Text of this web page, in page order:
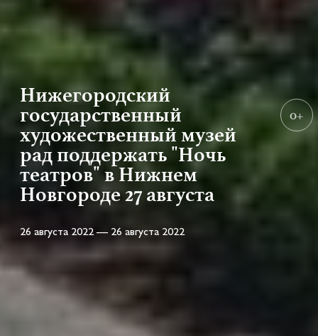
Нижегородский
государственный
художественный музей
рад поддержать "Ночь
театров" в Нижнем
Новгороде 27 августа
26 августа 2022 — 26 августа 2022
0+